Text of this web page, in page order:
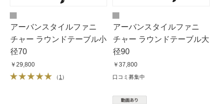
アーバンスタイルファニ
チャー ラウンドテーブル小
径70
￥29,800
（ 1 ）
アーバンスタイルファニ
チャー ラウンドテーブル大
径90
￥37,800
口コミ募集中